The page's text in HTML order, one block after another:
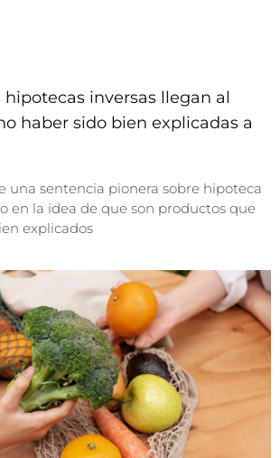
hipotecas inversas llegan al
haber sido bien explicadas a
una sentencia pionera sobre hipoteca
en la idea de que son productos que
explicados